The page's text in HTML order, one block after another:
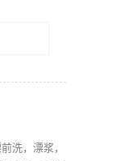
洗，漂浆，